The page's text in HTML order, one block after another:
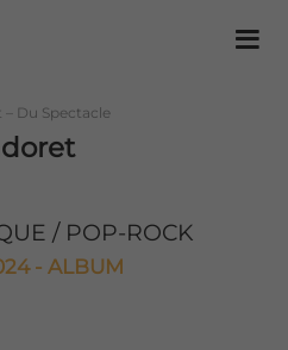
Du Spectacle
/ POP-ROCK
- ALBUM